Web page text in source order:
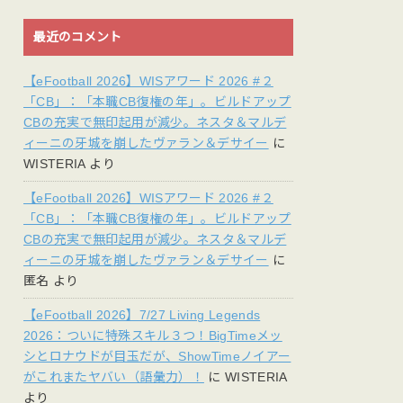
最近のコメント
【eFootball 2026】WISアワード 2026 #２
「CB」：「本職CB復権の年」。ビルドアップ
CBの充実で無印起用が減少。ネスタ＆マルデ
ィーニの牙城を崩したヴァラン＆デサイー に
WISTERIAより
【eFootball 2026】WISアワード 2026 #２
「CB」：「本職CB復権の年」。ビルドアップ
CBの充実で無印起用が減少。ネスタ＆マルデ
ィーニの牙城を崩したヴァラン＆デサイー に
匿名 より
【eFootball 2026】7/27 Living Legends
2026：ついに特殊スキル３つ！BigTimeメッ
シとロナウドが目玉だが、ShowTimeノイアー
がこれまたヤバい（語彙力）！
に WISTERIA
より